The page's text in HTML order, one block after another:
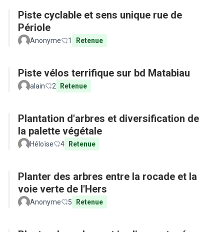
Piste cyclable et sens unique rue de
Périole
Anonyme 1 Retenue
Piste vélos terrifique sur bd Matabiau
alain 2 Retenue
Plantation d'arbres et diversification de
la palette végétale
Héloïse 4 Retenue
Planter des arbres entre la rocade et la
voie verte de l'Hers
Anonyme 5 Retenue